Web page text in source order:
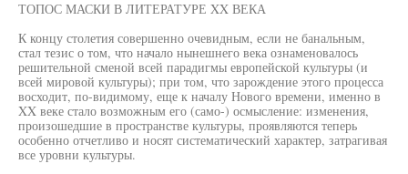
ТОПОС МАСКИ В ЛИТЕРАТУРЕ XX ВЕКА
К концу столетия совершенно очевидным, если не банальным,
стал тезис о том, что начало нынешнего века ознаменовалось
решительной сменой всей парадигмы европейской культуры (и
всей мировой культуры); при том, что зарождение этого процесса
восходит, по-видимому, еще к началу Нового времени, именно в
XX веке стало возможным его (само-) осмысление: изменения,
произошедшие в пространстве культуры, проявляются теперь
особенно отчетливо и носят систематический характер, затрагивая
все уровни культуры.